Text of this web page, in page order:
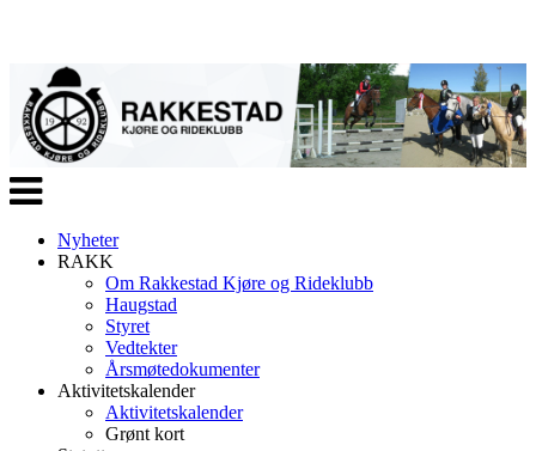
Veksle
navigasjon
Nyheter
RAKK
Om Rakkestad Kjøre og Rideklubb
Haugstad
Styret
Vedtekter
Årsmøtedokumenter
Aktivitetskalender
Aktivitetskalender
Grønt kort